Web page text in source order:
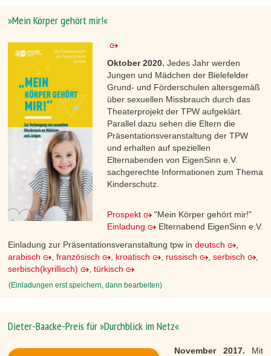
»Mein Körper gehört mir!«
Oktober 2020. Jedes Jahr werden
Jungen und Mädchen der Bielefelder
Grund- und Förderschulen altersgemäß
über sexuellen Missbrauch durch das
Theaterprojekt der TPW aufgeklärt.
Parallel dazu sehen die Eltern die
Präsentationsveranstaltung der TPW
und erhalten auf speziellen
Elternabenden von EigenSinn e.V.
sachgerechte Informationen zum Thema
Kinderschutz.
Prospekt
"Mein Körper gehört mir!"
Einladung
Elternabend EigenSinn e.V.
Einladung zur Präsentationsveranstaltung tpw in deutsch
arabisch
französisch kroatisch russisch serbisch
serbisch(kyrillisch)
türkisch
(Einladungen erst speichern, dann bearbeiten)
Dieter-Baacke-Preis für »Durchblick im Netz«
November 2017. Mit